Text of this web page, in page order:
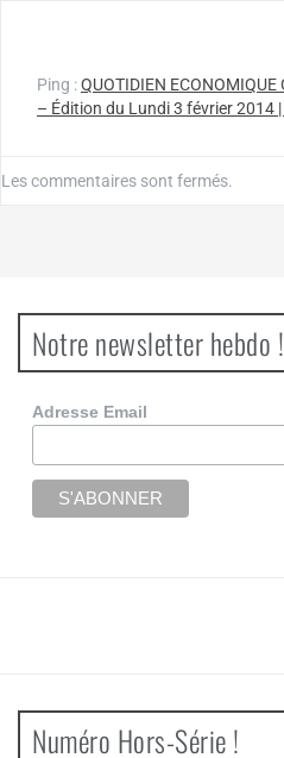
Ping :QUOTIDIEN
– Édition du Lundi 3 février 2014
Les commentaires sont fermés.
Notre newsletter hebdo !
Adresse Email
Numéro Hors-Série !